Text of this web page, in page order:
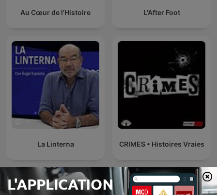
Au Cœur de l'Histoire L'After Foot
La Linterna CRIMES • Histoires Vraies